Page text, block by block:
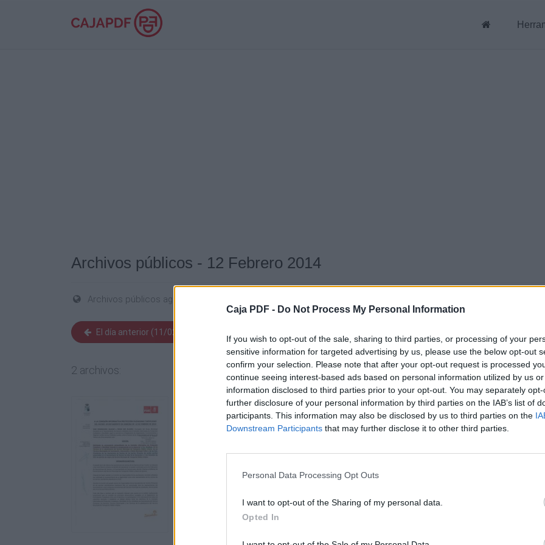
Caja PDF - Do Not Process My Personal Information
If you wish to opt-out of the sale, sharing to third parties, or processing of your
sensitive information for targeted advertising by us, please use the below opt-out
confirm your selection. Please note that after your opt-out request is processed
continue seeing interest-based ads based on personal information utilized by us
information disclosed to third parties prior to your opt-out. You may separately
further disclosure of your personal information by third parties on the IAB’s list of
participants. This information may also be disclosed by us to third parties on the
Downstream Participants that may further disclose it to other third parties.
Personal Data Processing Opt Outs
I want to opt-out of the Sharing of my personal data.
Opted In
Archivos públicos - 12 Febrero 2014
Archivos públicos agregados el 12 Febrero 2014
El día anterior (11/02/2014)
2 archivos:
A